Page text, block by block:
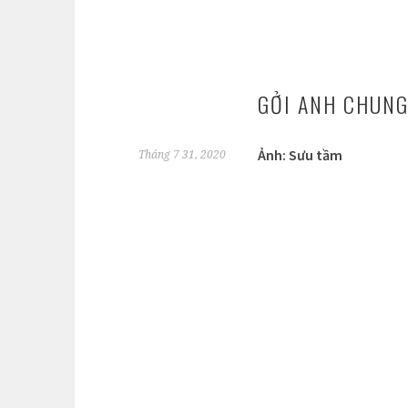
GỞI ANH CHUNG
Tháng 7 31, 2020 Ảnh: Sưu tầm